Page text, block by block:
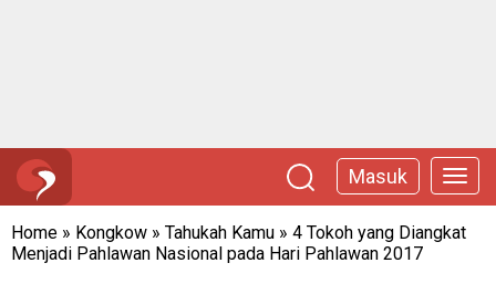
Masuk
Home » Kongkow » Tahukah Kamu » 4 Tokoh yang Diangkat
Menjadi Pahlawan Nasional pada Hari Pahlawan 2017